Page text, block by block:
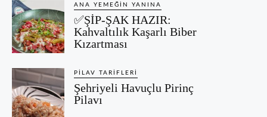
ANA YEMEĞIN YANINA
✅ŞİP-ŞAK HAZIR:
Kahvaltılık Kaşarlı Biber
Kızartması
PILAV TARIFLERI
Şehriyeli Havuçlu Pirinç
Pilavı